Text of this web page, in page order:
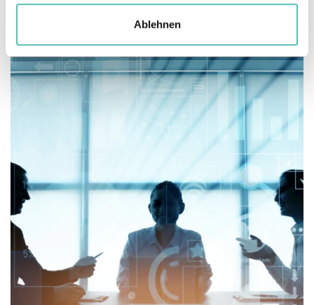
Ablehnen
Mehr erfahren